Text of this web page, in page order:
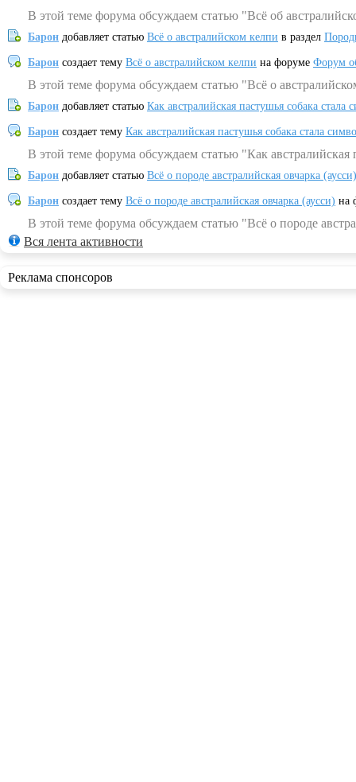
В этой теме форума обсуждаем статью "Всё об
Барон добавляет статью Всё о австралийском келпи в раздел
Барон создает тему Всё о австралийском келпи на форуме Форум
В этой теме форума обсуждаем статью "Всё о
Барон добавляет статью Как австралийская пастушья собака
Барон создает тему Как австралийская пастушья собака стала
В этой теме форума обсуждаем статью "Как
Барон добавляет статью Всё о породе австралийская овчарка (аусси)
Барон создает тему Всё о породе австралийская овчарка (аусси) на
В этой теме форума обсуждаем статью "Всё о породе
Вся лента активности
Реклама спонсоров